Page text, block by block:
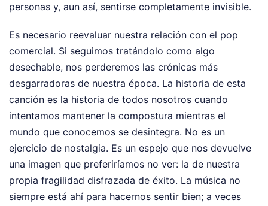
personas y, aun así, sentirse completamente invisible.
Es necesario reevaluar nuestra relación con el pop
comercial. Si seguimos tratándolo como algo
desechable, nos perderemos las crónicas más
desgarradoras de nuestra época. La historia de esta
canción es la historia de todos nosotros cuando
intentamos mantener la compostura mientras el
mundo que conocemos se desintegra. No es un
ejercicio de nostalgia. Es un espejo que nos devuelve
una imagen que preferiríamos no ver: la de nuestra
propia fragilidad disfrazada de éxito. La música no
siempre está ahí para hacernos sentir bien; a veces